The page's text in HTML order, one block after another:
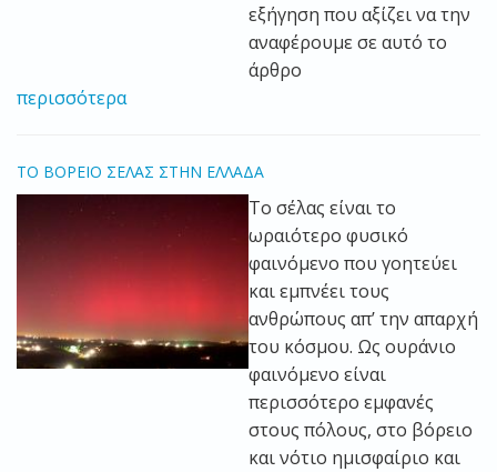
εξήγηση που αξίζει να την
αναφέρουμε σε αυτό το
άρθρο
περισσότερα
ΤΟ ΒΟΡΕΙΟ ΣΕΛΑΣ ΣΤΗΝ ΕΛΛΑΔΑ
Το σέλας είναι το
ωραιότερο φυσικό
φαινόμενο που γοητεύει
και εμπνέει τους
ανθρώπους απ’ την απαρχή
του κόσμου. Ως ουράνιο
φαινόμενο είναι
περισσότερο εμφανές
στους πόλους, στο βόρειο
και νότιο ημισφαίριο και